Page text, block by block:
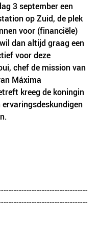
3 september een
op Zuid, de plek
voor (financiële)
dan altijd graag een
voor deze
chef de mission van
Máxima
kreeg de koningin